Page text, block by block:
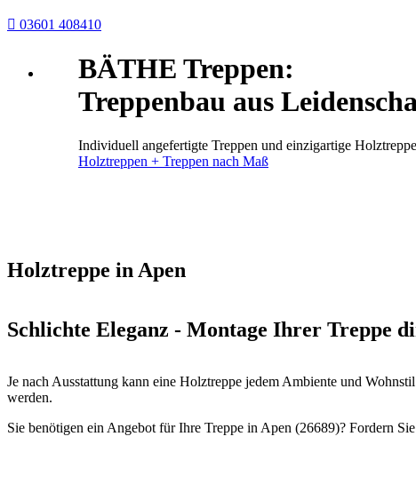
 03601 408410
BÄTHE Treppen:
Treppenbau aus
Individuell angefertigte Treppen und einzigartige
Holztreppen + Treppen nach Maß
Holztreppe in Apen
Schlichte Eleganz - Montage Ihrer Treppe
Je nach Ausstattung kann eine Holztreppe jedem Ambiente und
werden.
Sie benötigen ein Angebot für Ihre Treppe in Apen (26689)? Fordern